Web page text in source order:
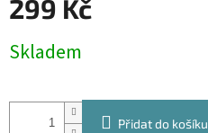
299 Kč
cena:
Skladem
Přidat do košíku